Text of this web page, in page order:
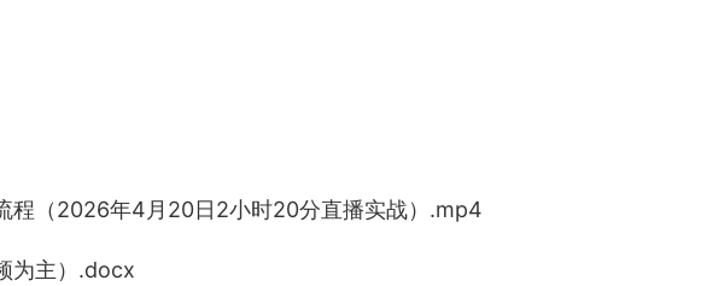
程（2026年4月20日2小时20分直播实战）.mp4
为主）.docx